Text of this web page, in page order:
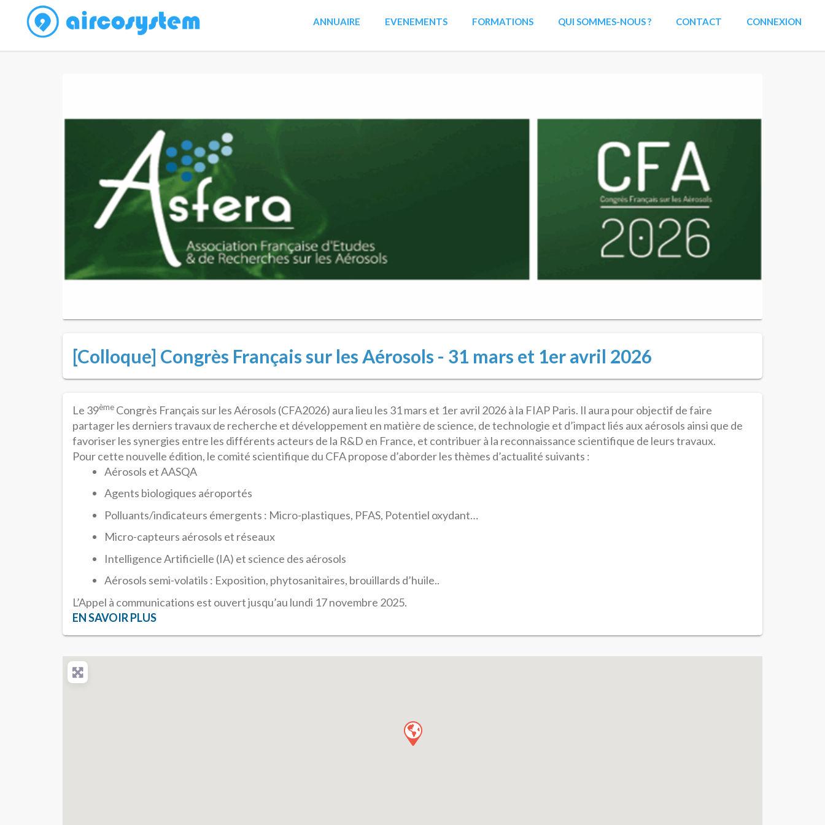
ANNUAIRE EVENEMENTS FORMATIONS QUI SOMMES-NOUS ? CONTACT CONNEXION
[Colloque] Congrès Français sur les Aérosols - 31 mars et 1er avril 2026
Le 39ème Congrès Français sur les Aérosols (CFA2026) aura lieu les 31 mars et 1er avril 2026 à la FIAP Paris. Il aura pour objectif de faire
partager les derniers travaux de recherche et développement en matière de science, de technologie et d’impact liés aux aérosols ainsi que de
favoriser les synergies entre les différents acteurs de la R&D en France, et contribuer à la reconnaissance scientifique de leurs travaux.
Pour cette nouvelle édition, le comité scientifique du CFA propose d’aborder les thèmes d’actualité suivants :
Aérosols et AASQA
Agents biologiques aéroportés
Polluants/indicateurs émergents : Micro-plastiques, PFAS, Potentiel oxydant…
Micro-capteurs aérosols et réseaux
Intelligence Artificielle (IA) et science des aérosols
Aérosols semi-volatils : Exposition, phytosanitaires, brouillards d’huile..
L’Appel à communications est ouvert jusqu’au lundi 17 novembre 2025.
EN SAVOIR PLUS